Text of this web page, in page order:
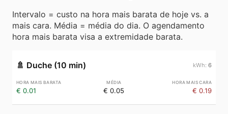
Intervalo = custo na hora mais barata de hoje vs. a
mais cara. Média = média do dia. O agendamento
hora mais barata visa a extremidade barata.
🚿 Duche (10 min) 6
€ 0.01 € 0.05 € 0.19